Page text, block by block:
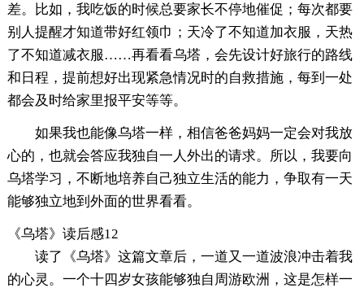
差。比如，我吃饭的时候总要家长不停地催促；每次都要
别人提醒才知道带好红领巾；天冷了不知道加衣服，天热
了不知道减衣服……再看看乌塔，会先设计好旅行的路线
和日程，提前想好出现紧急情况时的自救措施，每到一处
都会及时给家里报平安等等。
如果我也能像乌塔一样，相信爸爸妈妈一定会对我放
心的，也就会答应我独自一人外出的请求。所以，我要向
乌塔学习，不断地培养自己独立生活的能力，争取有一天
能够独立地到外面的世界看看。
《乌塔》读后感12
读了《乌塔》这篇文章后，一道又一道波浪冲击着我
的心灵。一个十四岁女孩能够独自周游欧洲，这是怎样一